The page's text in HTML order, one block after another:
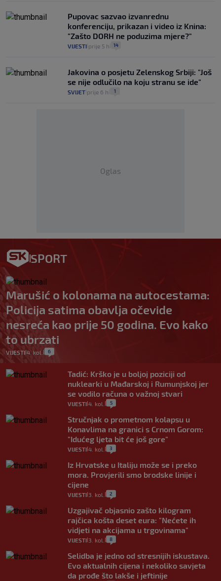
Pupovac sazvao izvanrednu
konferenciju, prikazan i video iz Knina:
"Zašto DORH ne poduzima mjere?"
VIJESTI prije 5 h 14
Jakovina o posjetu Zelenskog Srbiji: "Još
se nije odlučilo na koju stranu se ide"
SVIJET prije 6 h 1
Oglas
SPORT
Marušić o kolonama na autocestama:
Policija satima obavlja očevide
nesreća kao prije 50 godina. Evo kako
to ubrzati
VIJESTI 4. kol. 6
Tadić: Krško je u boljoj poziciji od
nuklearki u Mađarskoj i Rumunjskoj jer
se vodilo računa o važnoj stvari
VIJESTI 4. kol. 5
Stručnjak o prometnom kolapsu u
Konavlima na granici s Crnom Gorom:
"Idućeg ljeta bit će još gore"
VIJESTI 4. kol. 3
Iz Hrvatske u Italiju može se i preko
mora. Provjerili smo brodske linije i
cijene
VIJESTI 3. kol. 2
Uzgajivač objasnio zašto kilogram
rajčica košta deset eura: "Nećete ih
vidjeti na akcijama u trgovinama"
VIJESTI 3. kol. 8
Selidba je jedno od stresnijih iskustava.
Evo aktualnih cijena i nekoliko savjeta
da prođe što lakše i jeftinije